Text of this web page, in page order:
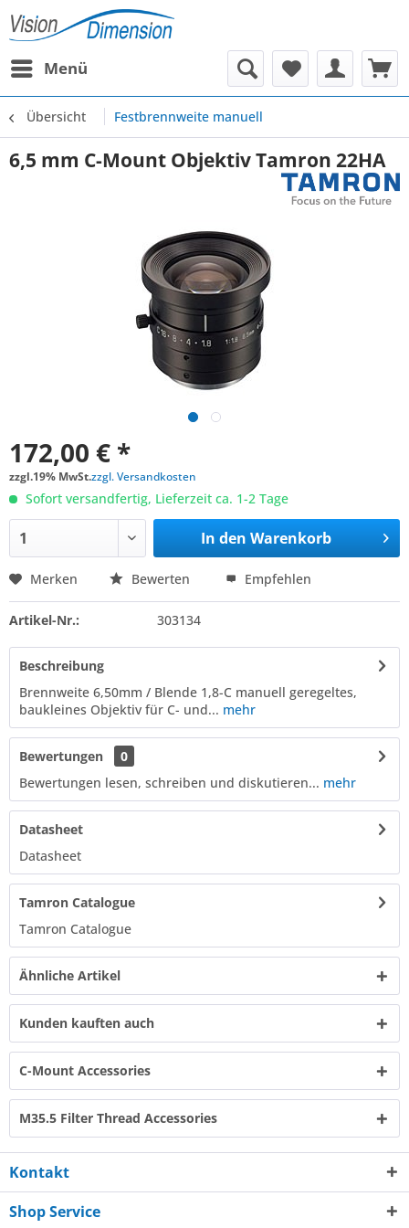
Menü
Übersicht Festbrennweite manuell
6,5 mm C-Mount Objektiv Tamron 22HA
172,00 € *
zzgl.19% MwSt.zzgl. Versandkosten
Sofort versandfertig, Lieferzeit ca. 1-2 Tage
In den Warenkorb
Merken Bewerten Empfehlen
Artikel-Nr.: 303134
Beschreibung
Brennweite 6,50mm / Blende 1,8-C manuell geregeltes,
baukleines Objektiv für C- und... mehr
Bewertungen
0
Bewertungen lesen, schreiben und diskutieren... mehr
Datasheet
Datasheet​
Tamron Catalogue
Tamron Catalogue​
Ähnliche Artikel
Kunden kauften auch
C-Mount Accessories
M35.5 Filter Thread Accessories
Kontakt
Shop Service